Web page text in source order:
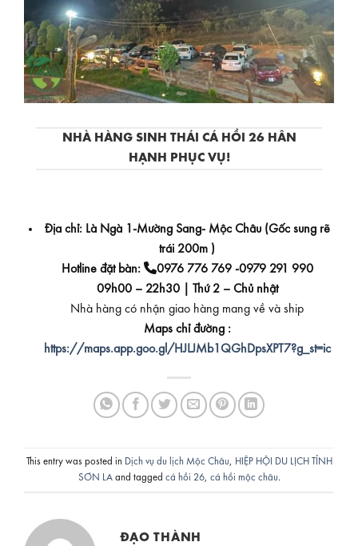
NHÀ HÀNG SINH THÁI CÁ HỒI 26 HÂN
HẠNH PHỤC VỤ!
Địa chỉ: Là Ngà 1-Mường Sang- Mộc Châu (Gốc sung rẽ
trái 200m )
Hotline đặt bàn:
0976 776 769 -0979 291 990
09h00 – 22h30 | Thứ 2 – Chủ nhật
Nhà hàng có nhận giao hàng mang về và ship
Maps chỉ đường :
https://maps.app.goo.gl/HJLJMb1QGhDpsXPT7?g_st=ic
This entry was posted in Dịch vụ du lịch Mộc Châu, HIỆP HỘI DU LỊCH TỈNH
SƠN LAand tagged cá hồi 26, cá hồi mộc châu.
ĐẠO THÀNH